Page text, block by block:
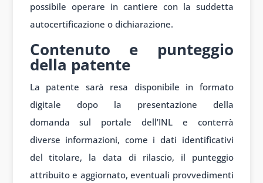
possibile operare in cantiere con la suddetta
autocertificazione o dichiarazione.
Contenuto e punteggio
della patente
La patente sarà resa disponibile in formato
digitale dopo la presentazione della
domanda sul portale dell’INL e conterrà
diverse informazioni, come i dati identificativi
del titolare, la data di rilascio, il punteggio
attribuito e aggiornato, eventuali provvedimenti